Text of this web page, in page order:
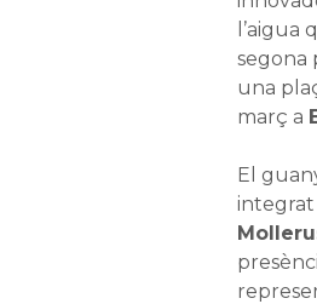
segona
una
març a
El
integrat